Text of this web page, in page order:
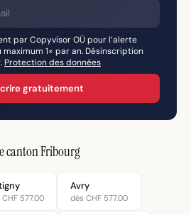
par Copyvisor OÜ pour l’alerte
maximum 1× par an. Désinscription
Protection des données
gratuitement
canton Fribourg
577.00
Avry
dès CHF 577.00